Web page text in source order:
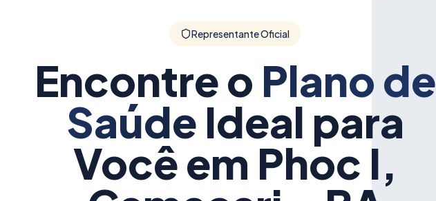
Representante Oficial
Encontre o Plano de
Saúde Ideal para
Vocêem Phoc I,